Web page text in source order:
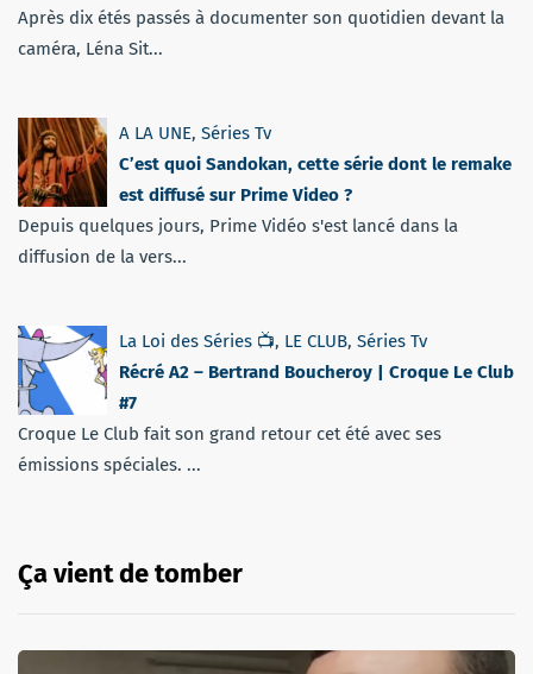
Après dix étés passés à documenter son quotidien devant la
caméra, Léna Sit...
A LA UNE, Séries Tv
C’est quoi Sandokan, cette série dont le remake
est diffusé sur Prime Video ?
Depuis quelques jours, Prime Vidéo s'est lancé dans la
diffusion de la vers...
La Loi des Séries 📺, LE CLUB, Séries Tv
Récré A2 – Bertrand Boucheroy | Croque Le Club
#7
Croque Le Club fait son grand retour cet été avec ses
émissions spéciales. ...
Ça vient de tomber